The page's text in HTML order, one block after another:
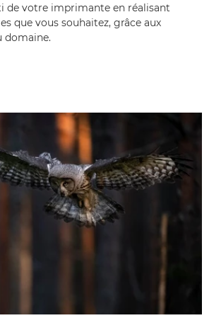
de votre imprimante en réalisant
que vous souhaitez, grâce aux
domaine.